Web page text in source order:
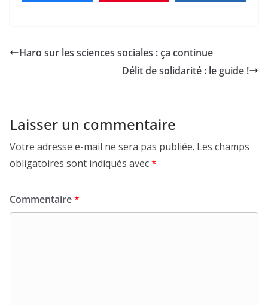
Haro sur les sciences sociales : ça continue
Délit de solidarité : le guide !
Laisser un commentaire
Votre adresse e-mail ne sera pas publiée. Les champs
obligatoires sont indiqués avec*
Commentaire*